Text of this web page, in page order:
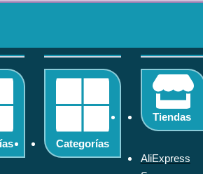
Categorías
Tiendas
AliExpress